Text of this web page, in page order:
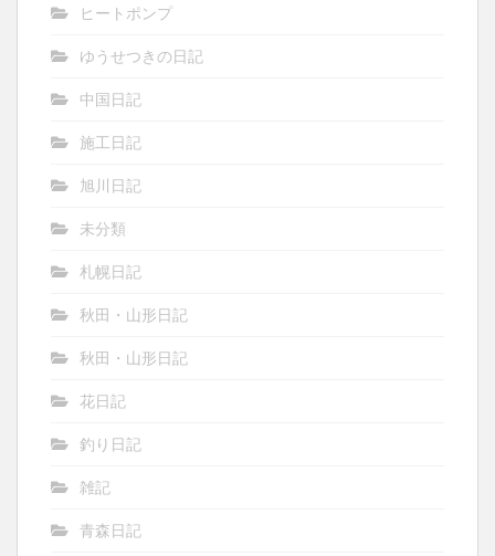
ヒートポンプ
ゆうせつきの日記
中国日記
施工日記
旭川日記
未分類
札幌日記
秋田・山形日記
秋田・山形日記
花日記
釣り日記
雑記
青森日記